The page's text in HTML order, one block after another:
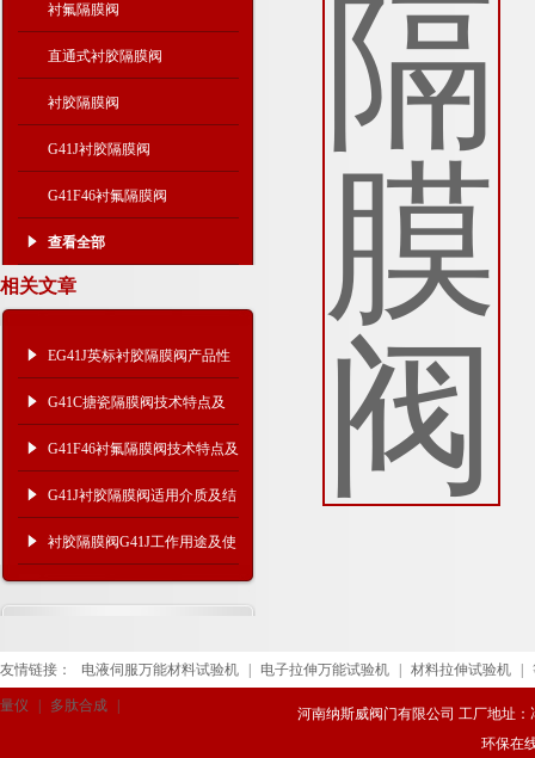
衬氟隔膜阀
直通式衬胶隔膜阀
衬胶隔膜阀
G41J衬胶隔膜阀
G41F46衬氟隔膜阀
查看全部
相关文章
EG41J英标衬胶隔膜阀产品性
能及适用介质
G41C搪瓷隔膜阀技术特点及
安装事项
G41F46衬氟隔膜阀技术特点及
结构尺寸
G41J衬胶隔膜阀适用介质及结
构尺寸
衬胶隔膜阀G41J工作用途及使
用范围
友情链接： 电液伺服万能材料试验机 电子拉伸万能试验机 材料拉伸试验机
量仪 多肽合成
河南纳斯威阀门有限公司 工厂地址：
环保在